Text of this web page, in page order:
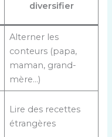
diversifier
Alterner les
conteurs (papa,
maman, grand-
mère…)
Lire des recettes
étrangères